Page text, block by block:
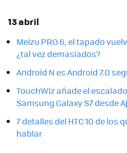
13 abril
Meizu PRO 6, el tapado
¿tal vez demasiados?
Android N es Android 7.0
TouchWiz añade el
Samsung Galaxy S7 desde
7 detalles del HTC 10 de los
hablar